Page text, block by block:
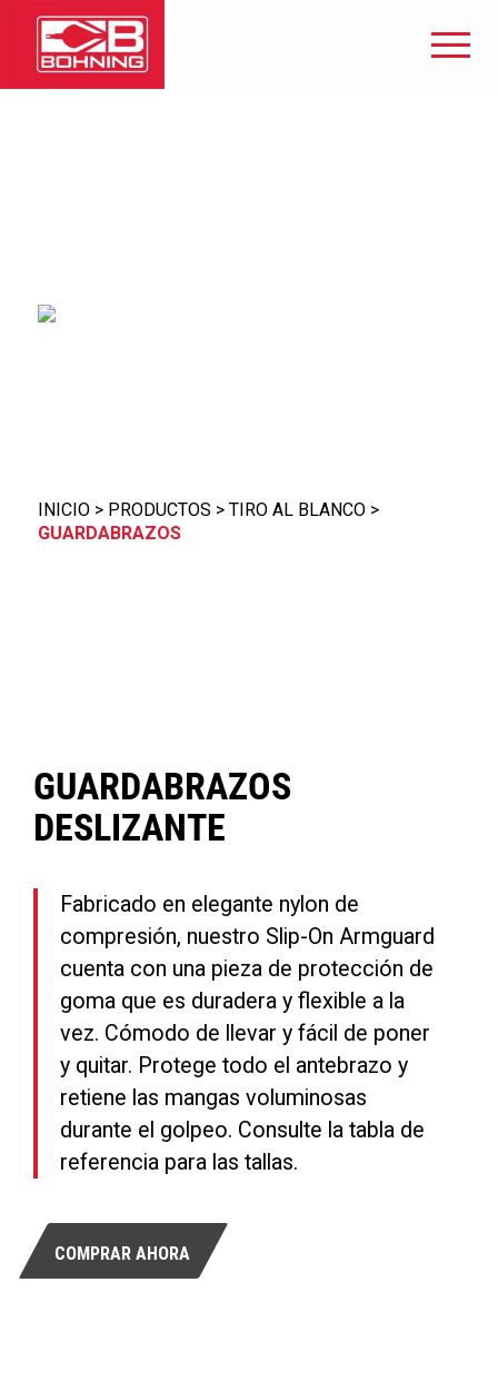
INICIO> PRODUCTOS > TIRO AL BLANCO>
GUARDABRAZOS
GUARDABRAZOS
DESLIZANTE
Fabricado en elegante nylon de
compresión, nuestro Slip-On Armguard
cuenta con una pieza de protección de
goma que es duradera y flexible a la
vez. Cómodo de llevar y fácil de poner
y quitar. Protege todo el antebrazo y
retiene las mangas voluminosas
durante el golpeo. Consulte la tabla de
referencia para las tallas.
COMPRAR AHORA